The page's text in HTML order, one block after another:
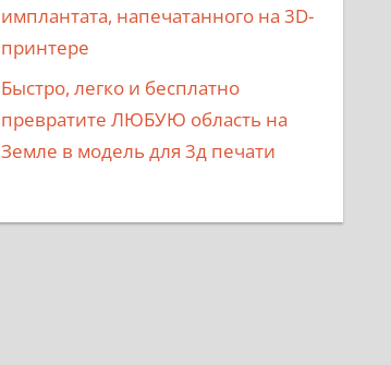
имплантата, напечатанного на 3D-
принтере
Быстро, легко и бесплатно
превратите ЛЮБУЮ область на
Земле в модель для 3д печати